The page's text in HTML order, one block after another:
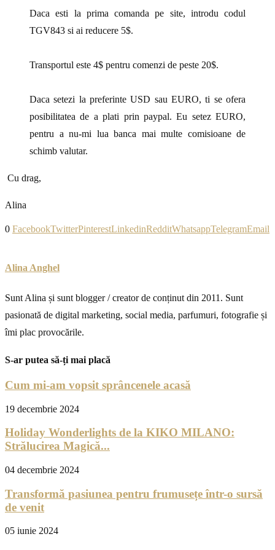
Daca esti la prima comanda pe site, introdu codul
TGV843 si ai reducere 5$.
Transportul este 4$ pentru comenzi de peste 20$.
Daca setezi la preferinte USD sau EURO, ti se ofera
posibilitatea de a plati prin paypal. Eu setez EURO,
pentru a nu-mi lua banca mai multe comisioane de
schimb valutar.
Cu drag,
Alina
0 FacebookTwitterPinterestLinkedinRedditWhatsappTelegramEmail
Alina Anghel
Sunt Alina și sunt blogger / creator de conținut din 2011. Sunt
pasionată de digital marketing, social media, parfumuri, fotografie și
îmi plac provocările.
S-ar putea să-ți mai placă
Cum mi-am vopsit sprâncenele acasă
19 decembrie 2024
Holiday Wonderlights de la KIKO MILANO:
Strălucirea Magică...
04 decembrie 2024
Transformă pasiunea pentru frumusețe într-o sursă
de venit
05 iunie 2024